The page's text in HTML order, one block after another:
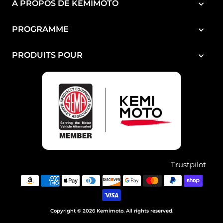
À PROPOS DE KEMIMOTO
PROGRAMME
PRODUITS POUR
Copyright © 2026 Kemimoto. All rights reserved.
Trustpilot